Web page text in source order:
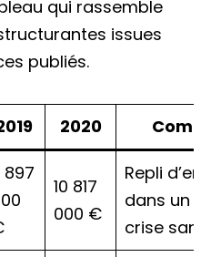
qui rassemble
issues
publiés.
2020
897
10 817
000 €
Repli
dans un
crise